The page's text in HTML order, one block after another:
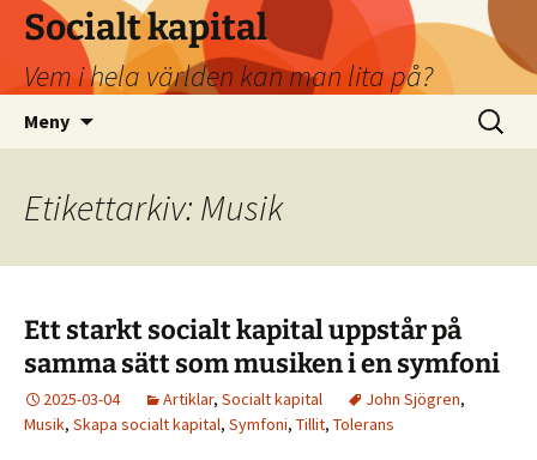
Socialt kapital
Vem i hela världen kan man lita på?
Meny
Sök
efter:
Etikettarkiv: Musik
Ett starkt socialt kapital uppstår på
samma sätt som musiken i en symfoni
2025-03-04 Artiklar, Socialt kapital John Sjögren,
Musik, Skapa socialt kapital, Symfoni, Tillit, Tolerans